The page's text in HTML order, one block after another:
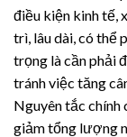
điều kiện kinh tế,
trì, lâu dài, có thể
trọng là cần phải
tránh việc tăng
Nguyên tắc
giảm tổng lượng